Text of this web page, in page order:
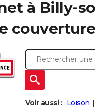
à Billy-
Voir aussi : Loison